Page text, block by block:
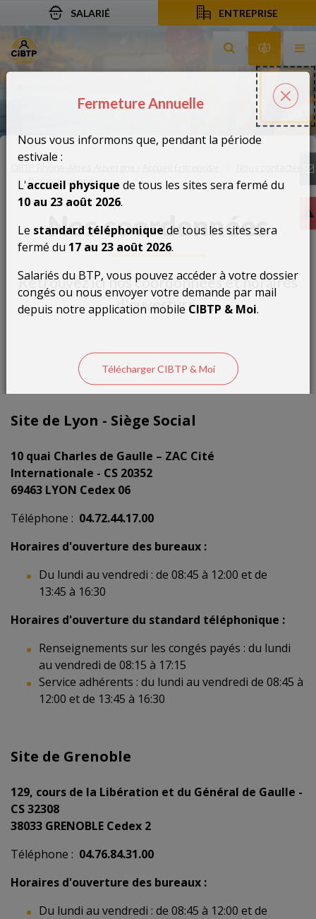
Aller au contenu
Aller à la recherche
Aller à la navigation
SALARIÉ ENTREPRISE
Rechercher sur
Nos coordonnées
Nos coordonnées
Retrouvez ici nos coordonnées et horaires
d'ouverture.
Site de Lyon - Siège Social
10 quai Charles de Gaulle – ZAC Cité
Internationale - CS 20352
69463 LYON Cedex 06
Téléphone : 04.72.44.17.00
Horaires d'ouverture des bureaux :
Du lundi au vendredi : de 08:45 à 12:00 et de
13:45 à 16:30
Horaires d'ouverture du standard téléphonique :
Renseignements sur les congés payés : du lundi
au vendredi de 08:15 à 17:15
Service adhérents : du lundi au vendredi de 08:45 à
12:00 et de 13:45 à 16:30
Site de Grenoble
129, cours de la Libération et du Général de Gaulle -
CS 32308
38033 GRENOBLE Cedex 2
Téléphone : 04.76.84.31.00
Horaires d'ouverture des bureaux :
Du lundi au vendredi : de 08:45 à 12:00 et de
Fermeture Annuelle
Nous vous informons que, pendant la période
estivale :
L'accueil physique de tous les sites sera fermé du
10 au 23 août 2026.
Le standard téléphonique de tous les sites sera
fermé du 17 au 23 août 2026.
Salariés du BTP, vous pouvez accéder à votre dossier
congés ou nous envoyer votre demande par mail
depuis notre application mobile CIBTP & Moi.
Télécharger CIBTP & Moi